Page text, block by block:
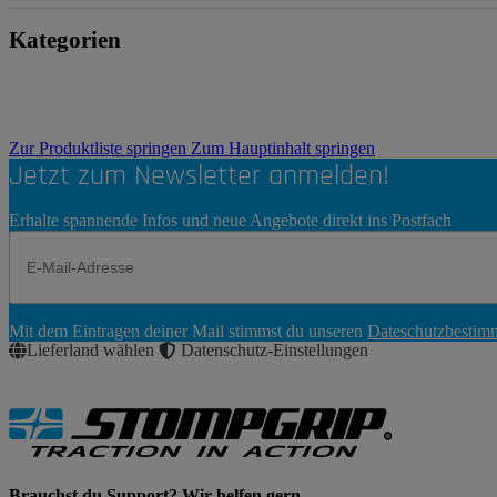
Kategorien
Zur Produktliste springen Zum Hauptinhalt springen
Jetzt zum Newsletter anmelden!
Erhalte spannende Infos und neue Angebote direkt ins Postfach
Abonnieren
Mit dem Eintragen deiner Mail stimmst du unseren
Lieferland wählen
Datenschutz-Einstellungen